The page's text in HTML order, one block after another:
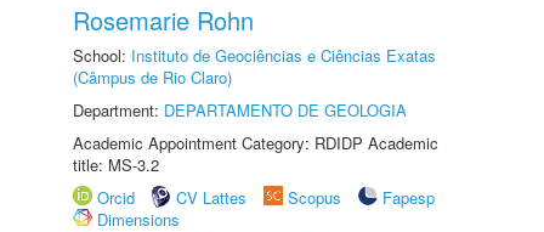
Rosemarie Rohn
School: Instituto de Geociências e Ciências Exatas
(Câmpus de Rio Claro)
Department: DEPARTAMENTO DE GEOLOGIA
Academic Appointment Category: RDIDP Academic
title: MS-3.2
Orcid
CV Lattes Scopus
Fapesp
Dimensions